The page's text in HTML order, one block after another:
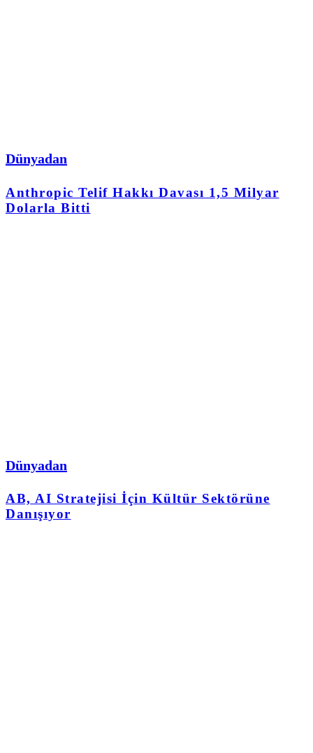
Dünyadan
Anthropic Telif Hakkı Davası 1,5 Milyar
Dolarla Bitti
Dünyadan
AB, AI Stratejisi İçin Kültür Sektörüne
Danışıyor